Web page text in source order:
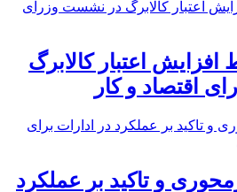
اعتبار کالابرگ
اقتصاد و کار
و تاکید بر عملکرد